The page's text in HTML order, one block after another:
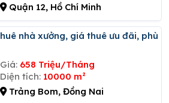
Quận 12, Hồ Chí Minh
Giá: 658 Triệu/Tháng
Diện tích: 10000 m²
Trảng Bom, Đồng Nai